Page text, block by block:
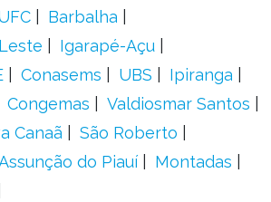
Barbalha
Igarapé-Açu
Conasems UBS
Ipiranga
Congemas
Valdiosmar Santos
Canaã
São Roberto
do Piauí
Montadas